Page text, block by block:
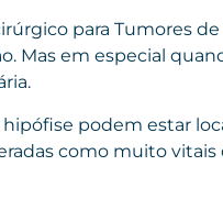
para Tumores
Mas em especial
podem estar
como muito vitais